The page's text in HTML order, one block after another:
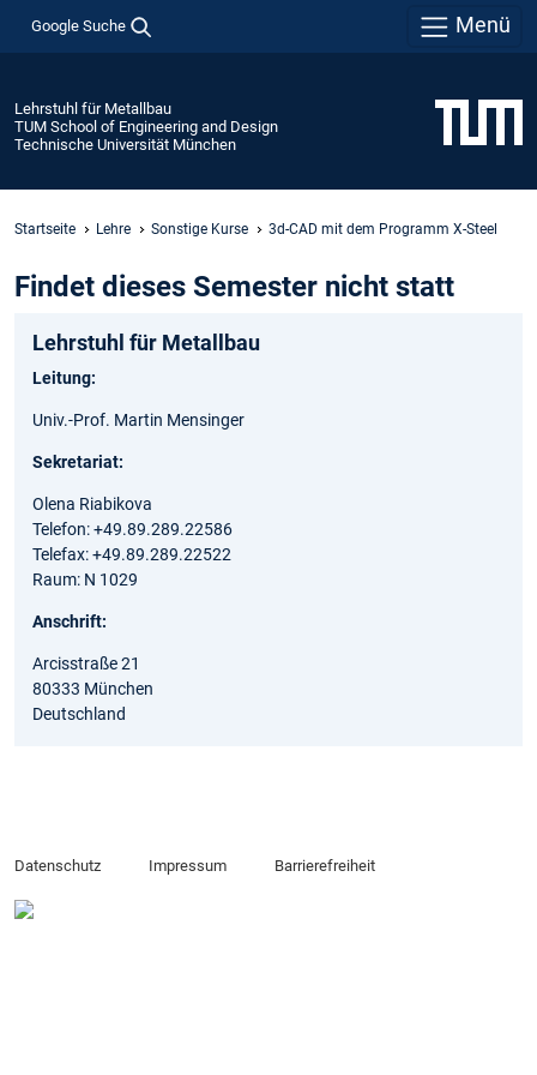
Google Suche Menü
Lehrstuhl für Metallbau
TUM School of Engineering and Design
Technische Universität München
Startseite Lehre Sonstige Kurse 3d-CAD mit dem Programm X-Steel
Findet dieses Semester nicht statt
Lehrstuhl für Metallbau
Leitung:
Univ.-Prof. Martin Mensinger
Sekretariat:
Olena Riabikova
Telefon: +49.89.289.22586
Telefax: +49.89.289.22522
Raum: N 1029
Anschrift:
Arcisstraße 21
80333 München
Deutschland
Datenschutz Impressum Barrierefreiheit